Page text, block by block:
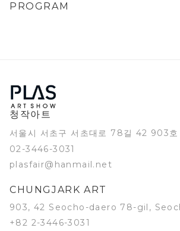
PROGRAM
청작아트
서울시 서초구 서초대로 78길 42 903호
02-3446-3031
plasfair@hanmail.net
CHUNGJARK ART
903, 42 Seocho-daero 78-gil,
+82 2-3446-3031